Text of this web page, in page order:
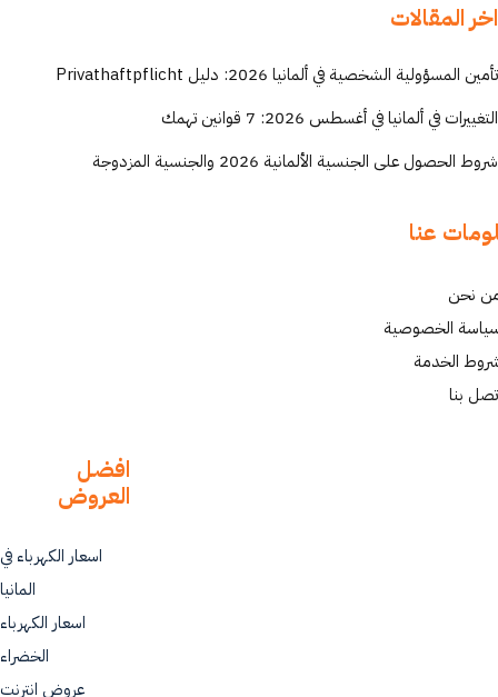
اخر المقالات
تأمين المسؤولية الشخصية في ألمانيا 2026: دليل Privathaftpflicht
التغييرات في ألمانيا في أغسطس 2026: 7 قوانين تهمك
شروط الحصول على الجنسية الألمانية 2026 والجنسية المزدوجة
عنا
نحن
الخصوصية
الخدمة
بنا
افضل
العروض
اسعار الكهرباء في
المانيا
اسعار الكهرباء
الخضراء
عروض انترنت